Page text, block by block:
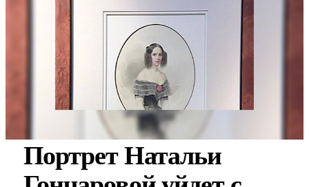
Портрет Натальи